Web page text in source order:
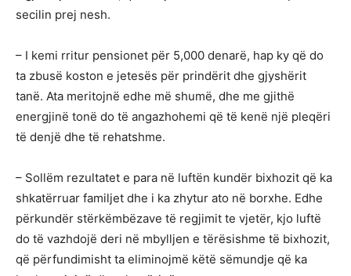
secilin prej nesh.
– I kemi rritur pensionet për 5,000 denarë, hap ky që do
ta zbusë koston e jetesës për prindërit dhe gjyshërit
tanë. Ata meritojnë edhe më shumë, dhe me gjithë
energjinë tonë do të angazhohemi që të kenë një pleqëri
të denjë dhe të rehatshme.
– Sollëm rezultatet e para në luftën kundër bixhozit që ka
shkatërruar familjet dhe i ka zhytur ato në borxhe. Edhe
përkundër stërkëmbëzave të regjimit te vjetër, kjo luftë
do të vazhdojë deri në mbylljen e tërësishme të bixhozit,
që përfundimisht ta eliminojmë këtë sëmundje që ka